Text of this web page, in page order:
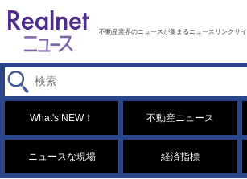
不動産業界のニュースが集まるニュースリンクサイ
What's NEW！ 不動産ニュース
ニュースな現場 経済指標